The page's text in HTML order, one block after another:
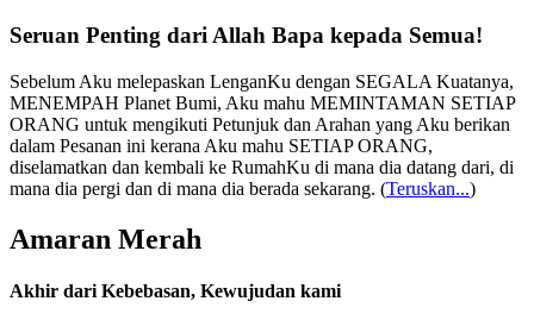
Seruan Penting dari Allah Bapa kepada Semua!
Sebelum Aku melepaskan LenganKu dengan SEGALA Kuatanya,
MENEMPAH Planet Bumi, Aku mahu MEMINTAMAN SETIAP
ORANG untuk mengikuti Petunjuk dan Arahan yang Aku berikan
dalam Pesanan ini kerana Aku mahu SETIAP ORANG,
diselamatkan dan kembali ke RumahKu di mana dia datang dari, di
mana dia pergi dan di mana dia berada sekarang. (Teruskan...)
Amaran Merah
Akhir dari Kebebasan, Kewujudan kami